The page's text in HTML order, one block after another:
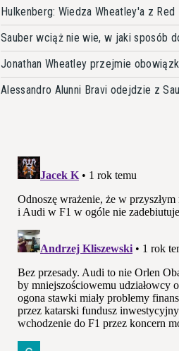
Hulkenberg: Wiedza Wheatley'a z
Sauber wciąż nie wie, w jaki sposób
Jonathan Wheatley przejmie
Alessandro Alunni Bravi odejdzie z